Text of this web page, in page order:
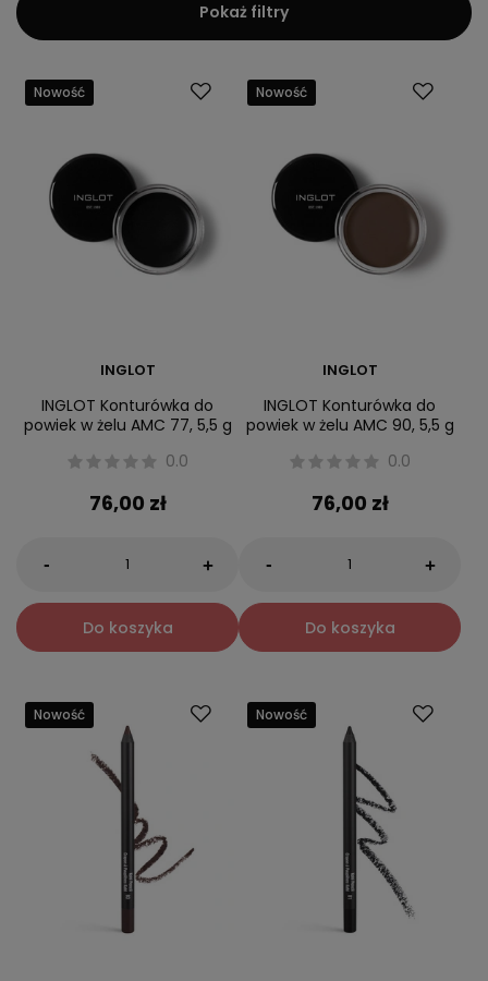
Pokaż filtry
Nowość
INGLOT
INGLOT Konturówka do
powiek w żelu AMC 77, 5,5 g
0.0
76,00 zł
- +
Do koszyka
Nowość
INGLOT
INGLOT Konturówka do
powiek w żelu AMC 90, 5,5 g
0.0
76,00 zł
- +
Do koszyka
Nowość Nowość